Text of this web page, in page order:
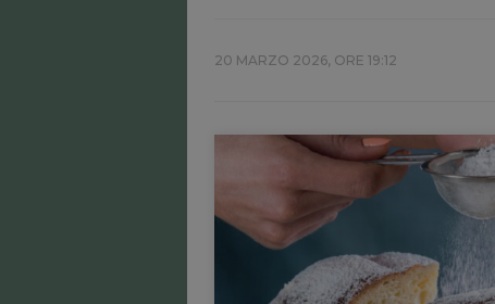
20 MARZO 2026, ORE 19:12